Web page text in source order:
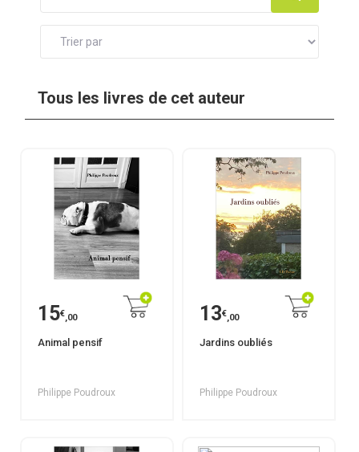
Tous les livres de cet auteur
15€,00
Animal pensif
Philippe Poudroux
13€,00
Jardins oubliés
Philippe Poudroux